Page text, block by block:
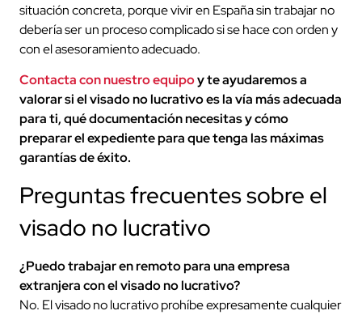
situación concreta, porque vivir en España sin trabajar no
debería ser un proceso complicado si se hace con orden y
con el asesoramiento adecuado.
Contacta con nuestro equipoy te ayudaremos a
valorar si el visado no lucrativo es la vía más adecuada
para ti, qué documentación necesitas y cómo
preparar el expediente para que tenga las máximas
garantías de éxito.
Preguntas frecuentes sobre el
visado no lucrativo
¿Puedo trabajar en remoto para una empresa
extranjera con el visado no lucrativo?
No. El visado no lucrativo prohíbe expresamente cualquier